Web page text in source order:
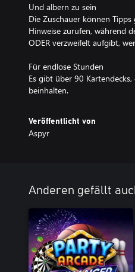
Und albern zu sein
Die Zuschauer können
Hinweise zurufen, während
ODER verzweifelt aufgibt,
Für endlose Stunden
Es gibt über 90
beinhalten.
Veröffentlicht von
Aspyr
Anderen gefällt